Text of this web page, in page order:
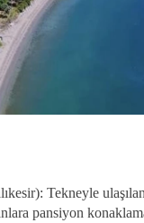
Tekneyle
pansiyon